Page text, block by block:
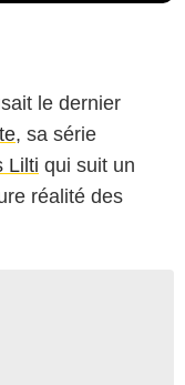
le dernier
, sa série
Lilti qui suit un
réalité des